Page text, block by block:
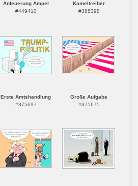
Anfeuerung Ampel
#449410
Kameltreiber
#388398
Erste Amtshandlung
#375697
Große Aufgabe
#375675